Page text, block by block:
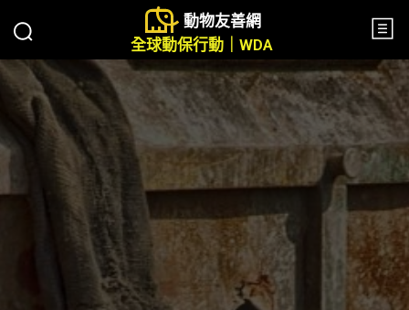
動物友善網
全球動保行動｜WDA